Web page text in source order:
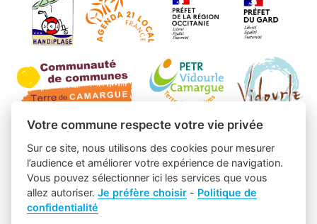
Votre commune respecte votre vie privée
Sur ce site, nous utilisons des cookies pour mesurer
l’audience et améliorer votre expérience de navigation.
Vous pouvez sélectionner ici les services que vous
allez autoriser.Je préfère choisir - Politique de
confidentialité